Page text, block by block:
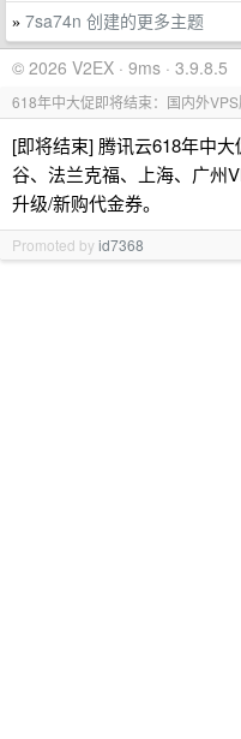
» 7sa74n 创建的更多主题
© 2026 V2EX · 9ms · 3.9.8.5
618年中大促即将结束：国内外
[即将结束] 腾讯云618年中
谷、法兰克福、上海、广州
升级/新购代金券。
Promoted byid7368